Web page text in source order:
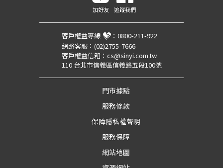
加好友 追蹤我們
客戶權益專線 ： 0800-211-922
網路客服： (02)2755-7666
客戶權益信箱： cs@sinyi.com.tw
110 台北市信義區信義路五段100號
門市據點
服務條款
保障隱私權聲明
服務保障
網站地圖